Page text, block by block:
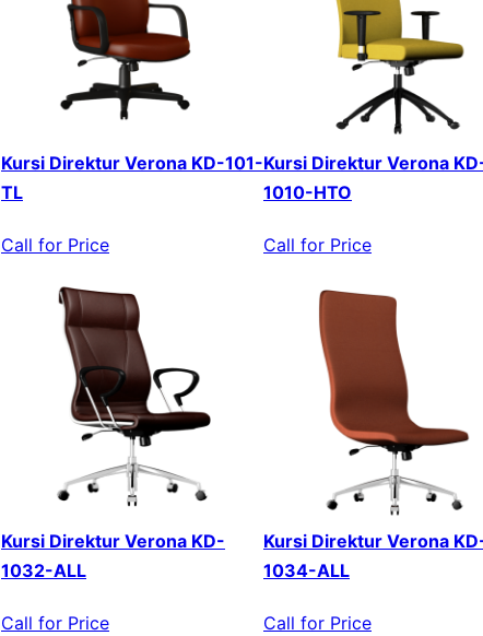
Kursi Direktur Verona KD-101-
TL
Call for Price
Kursi Direktur Verona
1010-HTO
Call for Price
Kursi Direktur Verona KD-
1032-ALL
Call for Price
Kursi Direktur Verona
1034-ALL
Call for Price